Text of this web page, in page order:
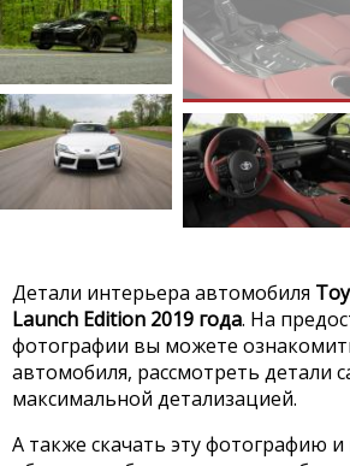
Детали интерьера автомобиля
Launch Edition 2019 года. На
фотографии вы можете
автомобиля, рассмотреть детали
максимальной детализацией.
А также скачать эту фотографию